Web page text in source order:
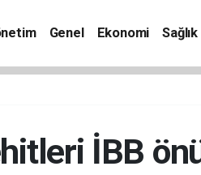
Genel Ekonomi Sağlık
İBB